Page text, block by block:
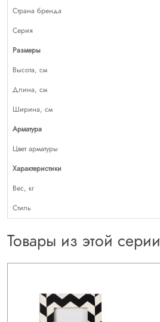
Страна бренда
Серия
Размеры
Высота, см
Длина, см
Ширина, см
Арматура
Цвет арматуры
Характеристики
Вес, кг
Стиль
Товары из этой серии